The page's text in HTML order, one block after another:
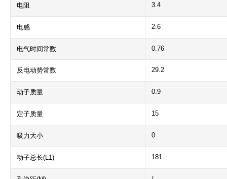
电阻 3.4
电感 2.6
电气时间常数 0.76
反电动势常数 29.2
动子质量 0.9
定子质量 15
吸力大小 0
动子总长(L1) 181